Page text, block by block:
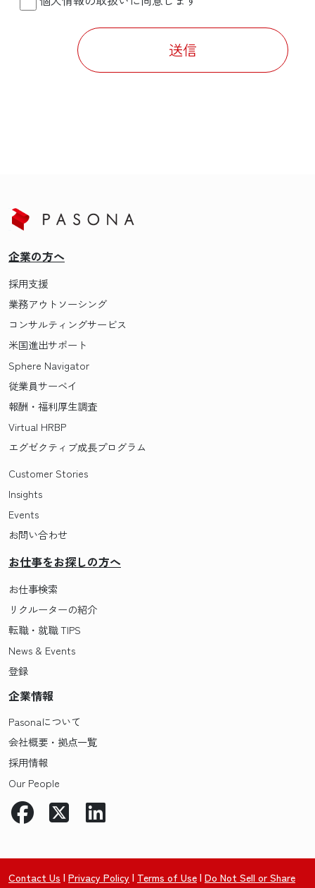
送信
企業の方へ
採用支援
業務アウトソーシング
コンサルティングサービス
米国進出サポート
Sphere Navigator
従業員サーベイ
報酬・福利厚生調査
Virtual HRBP
エグゼクティブ成長プログラム
Customer Stories
Insights
Events
お問い合わせ
お仕事をお探しの方へ
お仕事検索
リクルーターの紹介
転職・就職 TIPS
News & Events
登録
企業情報
Pasonaについて
会社概要・拠点一覧
採用情報
Our People
Contact Us | Privacy Policy | Terms of Use| Do Not Sell or Share